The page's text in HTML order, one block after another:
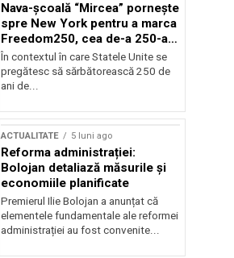
Nava-școală “Mircea” pornește
spre New York pentru a marca
Freedom250, cea de-a 250-a
aniversare a Statelor Unite
În contextul în care Statele Unite se
pregătesc să sărbătorească 250 de
ani de...
ACTUALITATE 5 luni ago
Reforma administrației:
Bolojan detaliază măsurile și
economiile planificate
Premierul Ilie Bolojan a anunțat că
elementele fundamentale ale reformei
administrației au fost convenite...